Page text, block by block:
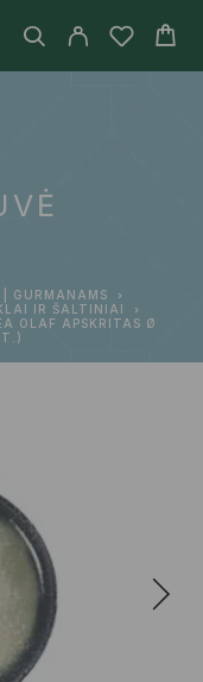
GURMANAMS
IR ŠALTINIAI
OLAF APSKRITAS Ø